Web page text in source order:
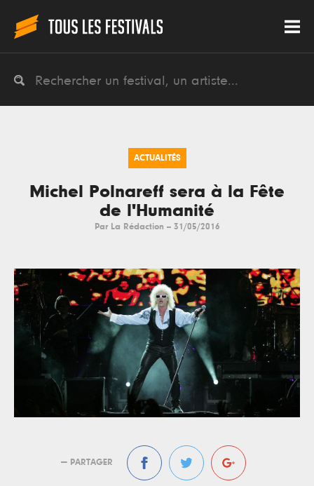
ACTUALITÉS
Michel Polnareff sera à la Fête
de l'Humanité
Par La Rédaction -- 31/05/2016
— PARTAGER